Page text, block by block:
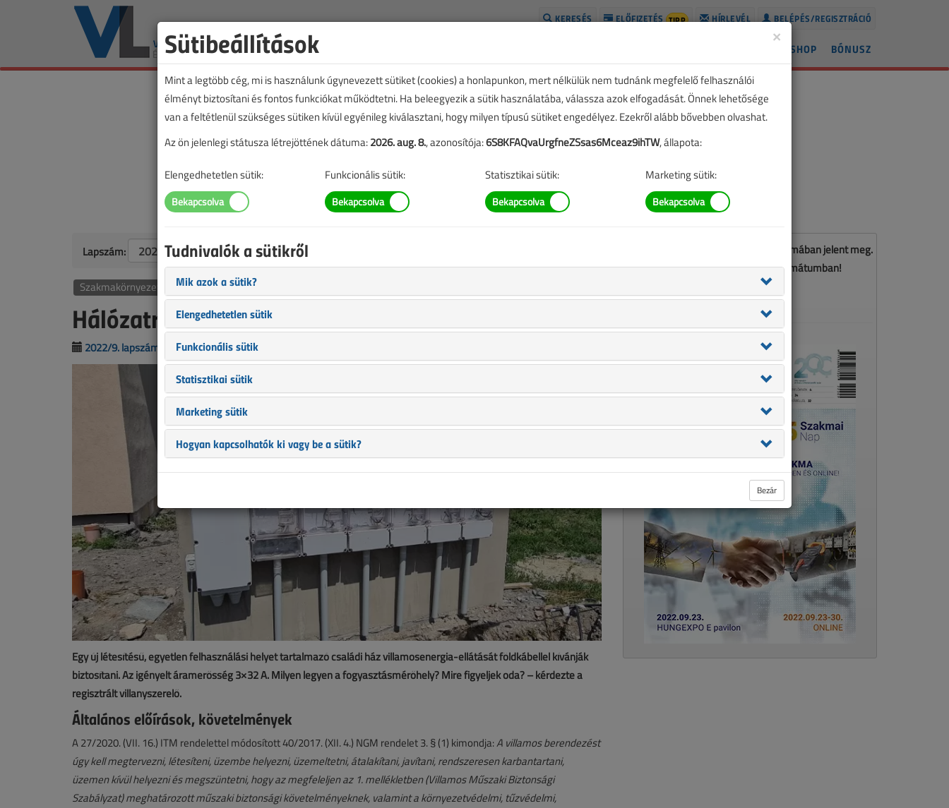
BELÉPÉS/REGISZTRÁCIÓ
HÍRLEVÉL
ELŐFIZETÉS TIPP
KERESÉS
BÓNUSZ
SHOP
Lapszám:
Szakmakörnyezet
Hálózatra csatlakoztatás földkábellel
2022/9. lapszám Benyák László |
Egy új létesítésű, egyetlen felhasználási helyet tartalmazó családi ház villamosenergia-ellátását földkábellel kívánják
biztosítani. Az igényelt áramerősség 3×32 A. Milyen legyen a fogyasztásmérőhely? Mire figyeljek oda? – kérdezte a
regisztrált villanyszerelő.
Általános előírások, követelmények
A 27/2020. (VII. 16.) ITM rendelettel módosított 40/2017. (XII. 4.) NGM rendelet 3. § (1) kimondja:A villamos berendezést
úgy kell megtervezni, létesíteni, üzembe helyezni, üzemeltetni, átalakítani, javítani, rendszeresen karbantartani,
üzemen kívül helyezni és megszüntetni, hogy az megfeleljen az 1. mellékletben (Villamos Műszaki Biztonsági
Szabályzat) meghatározott műszaki biztonsági követelményeknek, valamint a környezetvédelmi, tűzvédelmi,
Ez a cikk a VL 2022. szeptemberi számában jelent meg.
Töltse le a lapszámot PDF formátumban!
LETÖLTÉS
×
Sütibeállítások
Mint a legtöbb cég, mi is használunk úgynevezett sütiket (cookies) a honlapunkon, mert nélkülük nem tudnánk megfelelő felhasználói
élményt biztosítani és fontos funkciókat működtetni. Ha beleegyezik a sütik használatába, válassza azok elfogadását. Önnek lehetősége
van a feltétlenül szükséges sütiken kívül egyénileg kiválasztani, hogy milyen típusú sütiket engedélyez. Ezekről alább bővebben olvashat.
Az ön jelenlegi státusza létrejöttének dátuma:2026. aug. 8., azonosítója:6S8KFAQvaUrgfneZSsas6Mceaz9ihTW, állapota:
Elengedhetetlen sütik: Funkcionális sütik: Statisztikai sütik: Marketing sütik:
Tudnivalók a sütikről
Mik azok a sütik?
Elengedhetetlen sütik
Funkcionális sütik
Statisztikai sütik
Marketing sütik
Hogyan kapcsolhatók ki vagy be a sütik?
Bezár